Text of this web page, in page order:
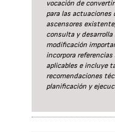
vocación de
para las actuaciones
ascensores
consulta y
modificación
incorpora
aplicables e incluye
recomendaciones
planificación y